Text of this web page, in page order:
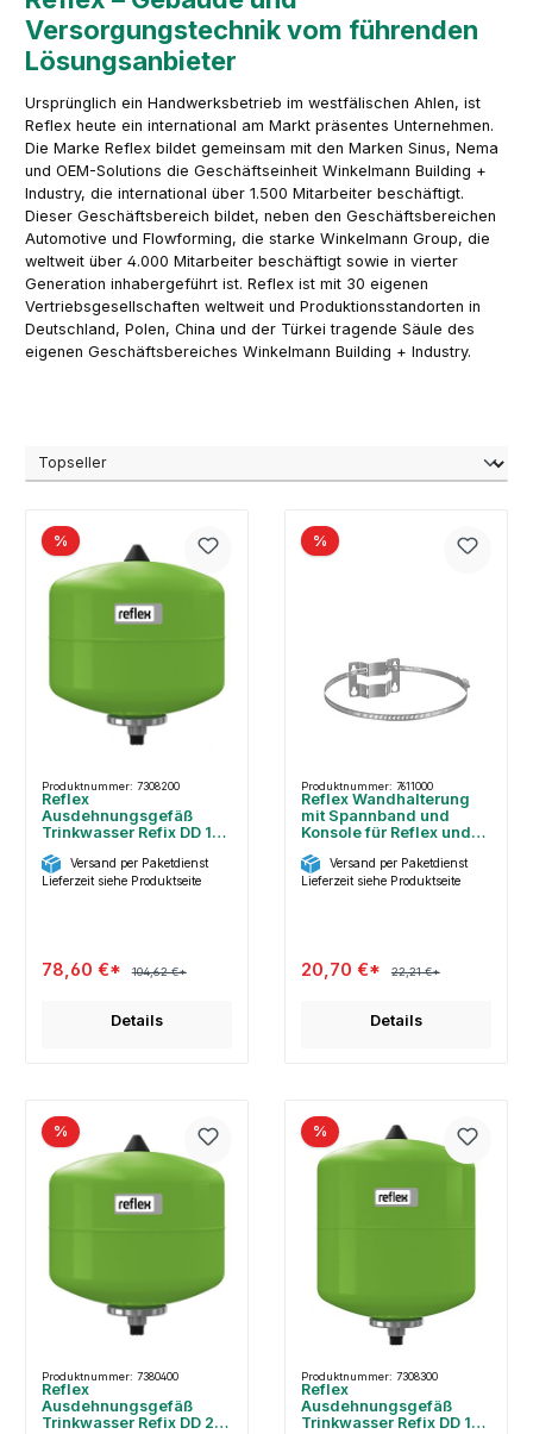
Versorgungstechnik vom führenden
Lösungsanbieter
Ursprünglich ein Handwerksbetrieb im westfälischen Ahlen, ist
Reflex heute ein international am Markt präsentes Unternehmen.
Die Marke Reflex bildet gemeinsam mit den Marken Sinus, Nema
und OEM-Solutions die Geschäftseinheit Winkelmann Building +
Industry, die international über 1.500 Mitarbeiter beschäftigt.
Dieser Geschäftsbereich bildet, neben den Geschäftsbereichen
Automotive und Flowforming, die starke Winkelmann Group, die
weltweit über 4.000 Mitarbeiter beschäftigt sowie in vierter
Generation inhabergeführt ist. Reflex ist mit 30 eigenen
Vertriebsgesellschaften weltweit und Produktionsstandorten in
Deutschland, Polen, China und der Türkei tragende Säule des
eigenen Geschäftsbereiches Winkelmann Building + Industry.
%
Produktnummer: 7308200
Reflex
Ausdehnungsgefäß
Trinkwasser Refix DD 12
Versand per Paketdienst
Lieferzeit siehe Produktseite
78,60 €* 104,62 €*
Details
%
Produktnummer: 7611000
Reflex Wandhalterung
mit Spannband und
Konsole für Reflex und
Versand per Paketdienst
Lieferzeit siehe Produktseite
20,70 €* 22,21 €*
Details
%
Produktnummer: 7380400
Reflex
Ausdehnungsgefäß
Trinkwasser Refix DD 25
%
Produktnummer: 7308300
Reflex
Ausdehnungsgefäß
Trinkwasser Refix DD 18